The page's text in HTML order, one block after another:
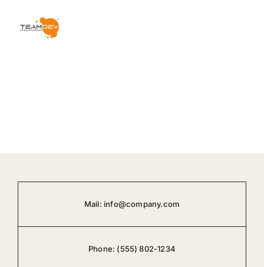
Mail: info@company.com
Phone: (555) 802-1234